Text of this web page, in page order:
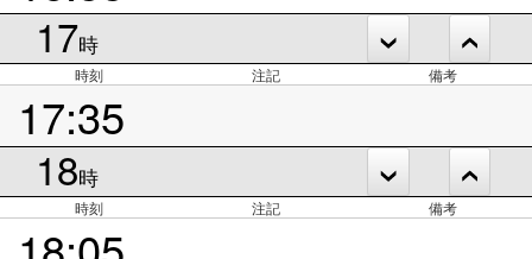
17時
時刻 注記 備考
17:35
18時
時刻 注記 備考